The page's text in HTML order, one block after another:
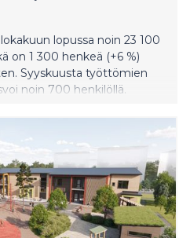
lopussa noin 23 100
on 1 300 henkeä (+6 %)
Syyskuusta työttömien
noin 700 henkilöllä.
on
aikana.
tarvetta tai
ja tämä näkyy alhaisena
aiempaan.